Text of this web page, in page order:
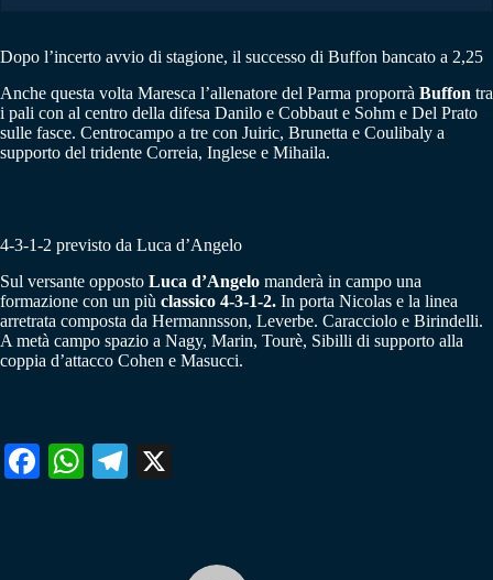
Dopo l’incerto avvio di stagione, il successo di Buffon bancato a 2,25
Anche questa volta Maresca l’allenatore del Parma proporrà Buffon tra
i pali con al centro della difesa Danilo e Cobbaut e Sohm e Del Prato
sulle fasce. Centrocampo a tre con Juiric, Brunetta e Coulibaly a
supporto del tridente Correia, Inglese e Mihaila.
4-3-1-2 previsto da Luca d’Angelo
Sul versante opposto Luca d’Angelo manderà in campo una
formazione con un più classico 4-3-1-2. In porta Nicolas e la linea
arretrata composta da Hermannsson, Leverbe. Caracciolo e Birindelli.
A metà campo spazio a Nagy, Marin, Tourè, Sibilli di supporto alla
coppia d’attacco Cohen e Masucci.
Fa W
Te